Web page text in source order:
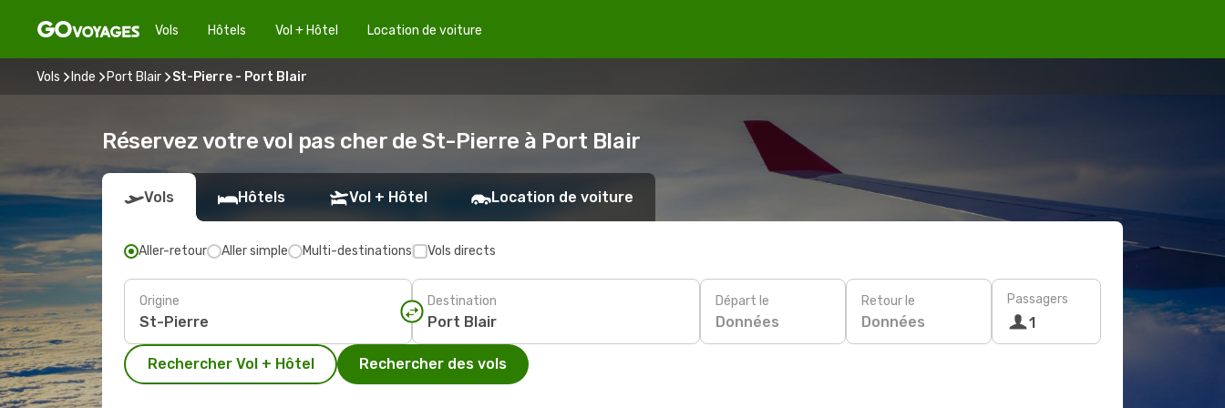
Vols Hôtels Vol + Hôtel Location de voiture
Vols Inde Port Blair St-Pierre - Port Blair
Réservez votre vol pas cher de St-Pierre à Port Blair
Vols Hôtels Vol + Hôtel Location de voiture
Aller-retour Aller simple Multi-destinations Vols directs
Origine Destination Départ le
Données
Retour le
Données
Passagers
1
Rechercher Vol + Hôtel Rechercher des vols